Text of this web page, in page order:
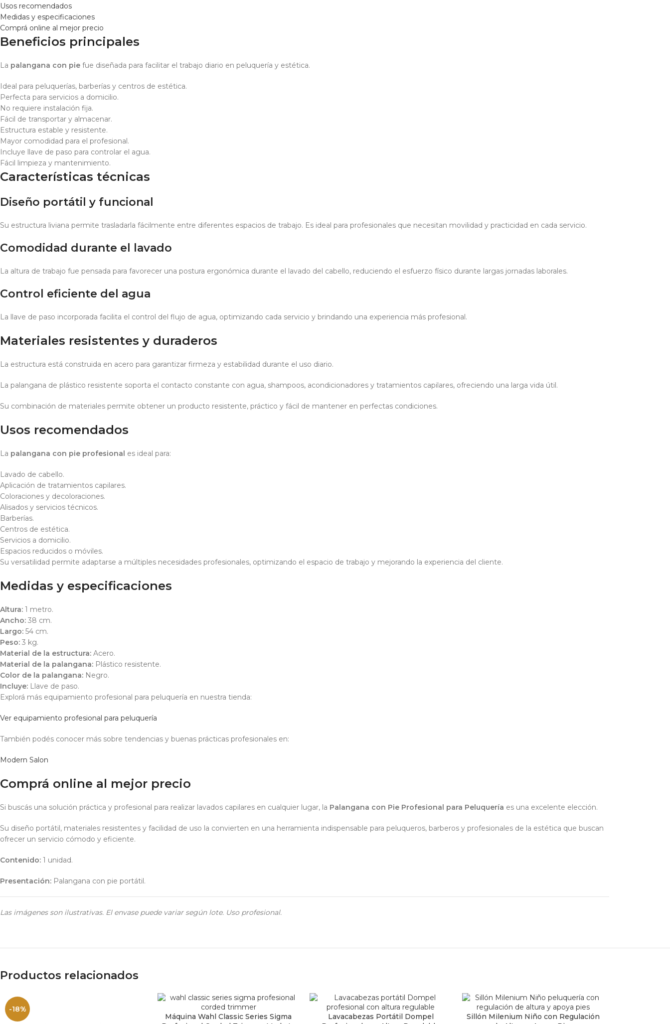
Usos recomendados
Medidas y especificaciones
Comprá online al mejor precio
Beneficios principales
La palangana con pie fue diseñada para facilitar el trabajo diario en peluquería y estética.
Ideal para peluquerías, barberías y centros de estética.
Perfecta para servicios a domicilio.
No requiere instalación fija.
Fácil de transportar y almacenar.
Estructura estable y resistente.
Mayor comodidad para el profesional.
Incluye llave de paso para controlar el agua.
Fácil limpieza y mantenimiento.
Características técnicas
Diseño portátil y funcional
Su estructura liviana permite trasladarla fácilmente entre diferentes espacios de trabajo. Es ideal para profesionales que necesitan movilidad y practicidad en cada servicio.
Comodidad durante el lavado
La altura de trabajo fue pensada para favorecer una postura ergonómica durante el lavado del cabello, reduciendo el esfuerzo físico durante largas jornadas laborales.
Control eficiente del agua
La llave de paso incorporada facilita el control del flujo de agua, optimizando cada servicio y brindando una experiencia más profesional.
Materiales resistentes y duraderos
La estructura está construida en acero para garantizar firmeza y estabilidad durante el uso diario.
La palangana de plástico resistente soporta el contacto constante con agua, shampoos, acondicionadores y tratamientos capilares, ofreciendo una larga vida útil.
Su combinación de materiales permite obtener un producto resistente, práctico y fácil de mantener en perfectas condiciones.
Usos recomendados
La palangana con pie profesional es ideal para:
Lavado de cabello.
Aplicación de tratamientos capilares.
Coloraciones y decoloraciones.
Alisados y servicios técnicos.
Barberías.
Centros de estética.
Servicios a domicilio.
Espacios reducidos o móviles.
Su versatilidad permite adaptarse a múltiples necesidades profesionales, optimizando el espacio de trabajo y mejorando la experiencia del cliente.
Medidas y especificaciones
Altura: 1 metro.
Ancho: 38 cm.
Largo: 54 cm.
Peso: 3 kg.
Material de la estructura: Acero.
Material de la palangana: Plástico resistente.
Color de la palangana: Negro.
Incluye: Llave de paso.
Explorá más equipamiento profesional para peluquería en nuestra tienda:
Ver equipamiento profesional para peluquería
También podés conocer más sobre tendencias y buenas prácticas profesionales en:
Modern Salon
Comprá online al mejor precio
Si buscás una solución práctica y profesional para realizar lavados capilares en cualquier lugar, la Palangana con Pie Profesional para Peluquería es una excelente elección.
Su diseño portátil, materiales resistentes y facilidad de uso la convierten en una herramienta indispensable para peluqueros, barberos y profesionales de la estética que buscan
ofrecer un servicio cómodo y eficiente.
Contenido: 1 unidad.
Presentación: Palangana con pie portátil.
Las imágenes son ilustrativas. El envase puede variar según lote. Uso profesional.
Productos relacionados
-18%
AÑADIR AL CARRITO
Máquina Wahl Classic Series Sigma
AÑADIR AL CARRITO
Lavacabezas Portátil Dompel
AÑADIR AL CARRITO
Sillón Milenium Niño con Regulación